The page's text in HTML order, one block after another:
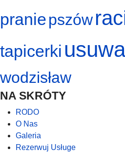
praniepszów
tapicerki
wodzisław
NA SKRÓTY
RODO
O Nas
Galeria
Rezerwuj Usługe